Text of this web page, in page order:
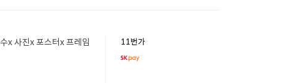
x 사진x 포스터x 프레임
11번가